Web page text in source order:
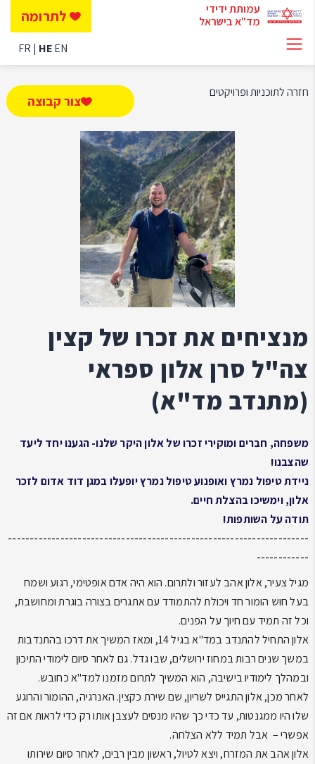
עמותת ידידי
מד"א בישראל
לתרומה
FR HEEN
צור קבוצה
חזרה לתוכניות ופרויקטים
מנציחים את זכרו של קצין
צה"ל סרן אלון ספראי
(מתנדב מד"א)
משפחה, חברים ומוקירי זכרו של אלון היקר שלנו- הגענו יחד ליעד
שהצבנו!
ניידת טיפול נמרץ ואופנוע טיפול נמרץ יופעלו במגן דוד אדום לזכר
אלון, וימשיכו בהצלת חיים.
תודה על השותפות!
---------------------------------------------------------------------
------------
מגיל צעיר, אלון אהב לעזור ולתרום. הוא היה אדם אופטימי, רגוע ושמח
בעל חוש הומור חד ויכולת להתמודד עם אתגרים בצורה בוגרת ומחושבת,
וכל זה תמיד עם חיוך על הפנים.
אלון התחיל להתנדב במד"א בגיל 14, ומאז המשיך את דרכו בהתנדבות
במשך שנים רבות במחוז ירושלים, שבו גדל. גם לאחר סיום לימודי התיכון
ובמהלך לימודיו בישיבה, הוא המשיך לתרום מזמנו למד"א כחובש.
לאחר מכן, אלון התגייס לשריון, שם שירת כקצין. האנרגיה, ההומור והרוגע
שלו היו ממגנטות, עד כדי כך שהיו מנסים לעצבן אותו רק כדי לראות אם זה
אפשרי – אבל תמיד ללא הצלחה.
אלון אהב את המזרח, ויצא לטיול, ראשון מבין רבים, לאחר סיום שירותו